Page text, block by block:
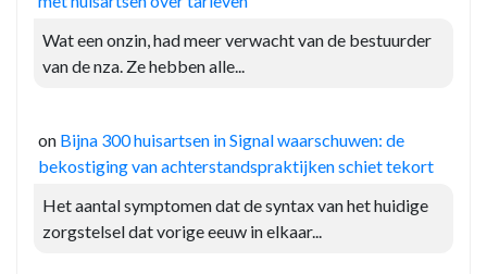
Wat een onzin, had meer verwacht van de bestuurder
van de nza. Ze hebben alle...
on Bijna 300 huisartsen in Signal waarschuwen: de
bekostiging van achterstandspraktijken schiet tekort
Het aantal symptomen dat de syntax van het huidige
zorgstelsel dat vorige eeuw in elkaar...